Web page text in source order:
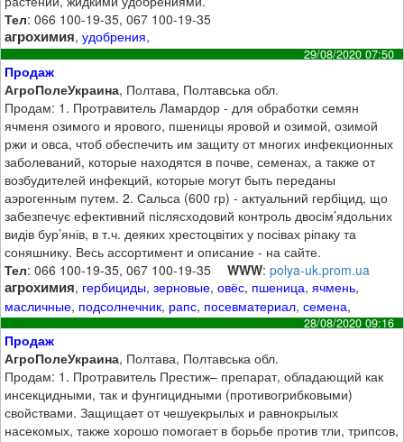
Тел: 066 100-19-35, 067 100-19-35
агрохимия,удобрения,
29/08/2020 07:50
Продаж
АгроПолеУкраина, Полтава, Полтавська обл.
Продам: 1. Протравитель Ламардор - для обработки семян
ячменя озимого и ярового, пшеницы яровой и озимой, озимой
ржи и овса, чтоб обеспечить им защиту от многих инфекционных
заболеваний, которые находятся в почве, семенах, а также от
возбудителей инфекций, которые могут быть переданы
аэрогенным путем. 2. Сальса (600 гр) - актуальний гербіцид, що
забезпечує ефективний післясходовий контроль двосім’ядольних
видів бур’янів, в т.ч. деяких хрестоцвітих у посівах ріпаку та
соняшнику. Весь ассортимент и описание - на сайте.
Тел: 066 100-19-35, 067 100-19-35 WWW:polya-uk.prom.ua
агрохимия, гербициды,зерновые,овёс, пшеница,ячмень,
масличные, подсолнечник, рапс, посевматериал,семена,
28/08/2020 09:16
Продаж
АгроПолеУкраина, Полтава, Полтавська обл.
Продам: 1. Протравитель Престиж– препарат, обладающий как
инсекцидными, так и фунгицидными (противогрибковыми)
свойствами. Защищает от чешуекрылых и равнокрылых
насекомых, также хорошо помогает в борьбе против тли, трипсов,